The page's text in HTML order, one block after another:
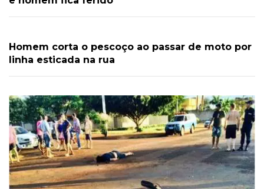
Homem corta o pescoço ao passar de moto por
linha esticada na rua